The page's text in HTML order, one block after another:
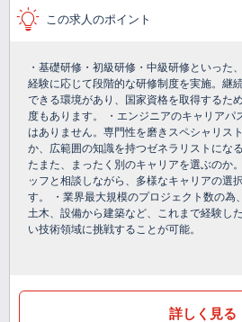
この求人のポイント
・基礎研修・初級研修・中級研修といった
経験に応じて段階的な研修制度を実施。継
できる環境があり、国家資格を取得するた
度もあります。 ・エンジニアのキャリアパ
はありません。専門性を磨きスペシャリス
か、広範囲の知識を持つゼネラリストにな
たまた、まったく別のキャリアを選ぶのか
ッフと相談しながら、多様なキャリアの選
す。 ・業界最大規模のプロジェクト数の為
土木、設備から建築など、これまで経験し
い技術領域に挑戦することが可能。
詳しく見る